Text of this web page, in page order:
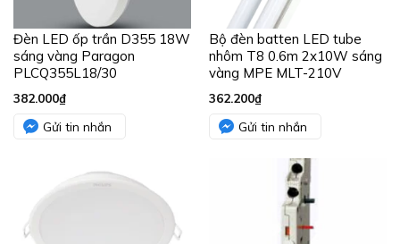
Đèn LED ốp trần D355 18W
sáng vàng Paragon
PLCQ355L18/30
382.000₫
Gửi tin nhắn
Bộ đèn batten LED tube
nhôm T8 0.6m 2x10W sáng
vàng MPE MLT-210V
362.200₫
Gửi tin nhắn